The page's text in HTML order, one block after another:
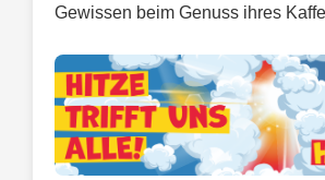
Gewissen beim Genuss ihres